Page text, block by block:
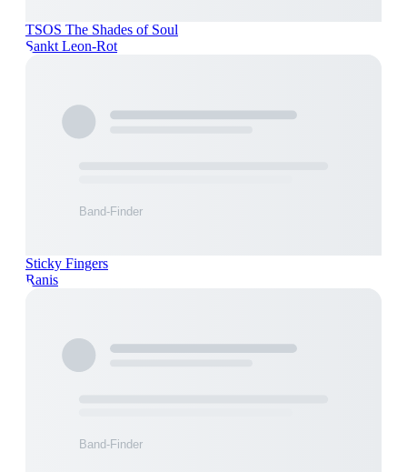
TSOS The Shades of Soul
Sankt Leon-Rot
Sticky Fingers
Ranis